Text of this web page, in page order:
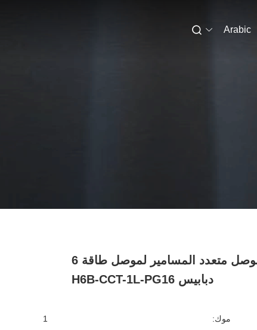
Arabic
غطاء موصل متعدد المسامير لموصل طاقة 6
دبابيس H6B-CCT-1L-PG16
موك: 1